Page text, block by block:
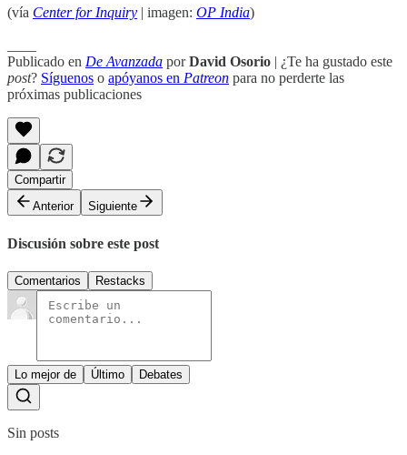
(vía Center for Inquiry | imagen: OP India)
Publicado en De Avanzada porDavid Osorio | ¿Te ha gustado este
post? Síguenos o apóyanos en Patreon para no perderte las
próximas publicaciones
Compartir
Anterior
Siguiente
Discusión sobre este post
Comentarios Restacks
Lo mejor de Último Debates
Sin posts